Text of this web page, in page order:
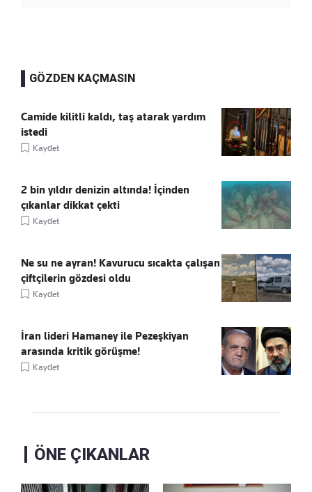
GÖZDEN KAÇMASIN
Camide kilitli kaldı, taş atarak yardım
istedi
Kaydet
2 bin yıldır denizin altında! İçinden
çıkanlar dikkat çekti
Kaydet
Ne su ne ayran! Kavurucu sıcakta çalışan
çiftçilerin gözdesi oldu
Kaydet
İran lideri Hamaney ile Pezeşkiyan
arasında kritik görüşme!
Kaydet
ÖNE ÇIKANLAR